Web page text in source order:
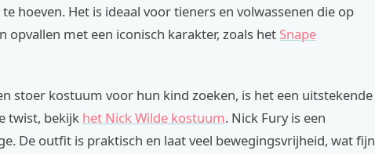
hoeven. Het is ideaal voor tieners en volwassenen die op
opvallen met een iconisch karakter, zoals het Snape
stoer kostuum voor hun kind zoeken, is het een uitstekende
twist, bekijk het Nick Wilde kostuum. Nick Fury is een
De outfit is praktisch en laat veel bewegingsvrijheid, wat fijn